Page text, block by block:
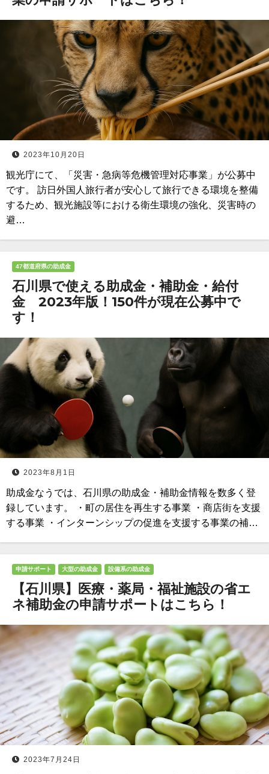
2023年10月20日
観光庁にて、「災害・急病等危機管理対応事業」が公募中
です。 訪日外国人旅行者が安心して旅行できる環境を整備
するため、観光施設等における衛生環境の強化、災害時の
避…
47都道府県の助成金
石川県で使える助成金・補助金・給付
金 2023年版！150件が現在公募中で
す！
2023年8月1日
助成金なうでは、石川県の助成金・補助金情報を数多く登
録しています。 ・町の居住を再生する事業 ・商店街を支援
する事業 ・インターンシップの促進を支援する事業の補…
申請サポート 大型の助成金 設備系の助成金
【石川県】医療・薬局・福祉施設の省エ
ネ補助金の申請サポートはこちら！
2023年7月24日